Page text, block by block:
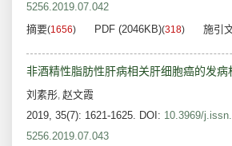
5256.2019.07.042
摘要(1656) PDF (2046KB)(318) 施引
非酒精性脂肪性肝病相关肝细胞癌的发病
刘素彤, 赵文霞
2019, 35(7): 1621-1625. DOI: 10.3969/
5256.2019.07.043